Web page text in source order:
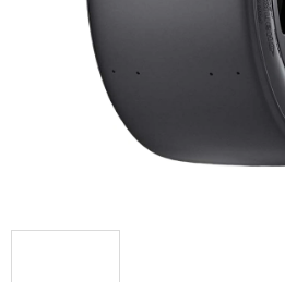
Obchodní
podmínky